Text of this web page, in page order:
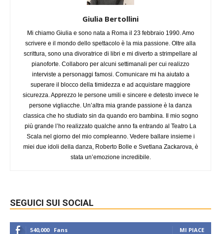
Giulia Bertollini
Mi chiamo Giulia e sono nata a Roma il 23 febbraio 1990. Amo
scrivere e il mondo dello spettacolo è la mia passione. Oltre alla
scrittura, sono una divoratrice di libri e mi diverto a strimpellare al
pianoforte. Collaboro per alcuni settimanali per cui realizzo
interviste a personaggi famosi. Comunicare mi ha aiutato a
superare il blocco della timidezza e ad acquistare maggiore
sicurezza. Apprezzo le persone umili e sincere e detesto invece le
persone vigliacche. Un’altra mia grande passione è la danza
classica che ho studiato sin da quando ero bambina. Il mio sogno
più grande l’ho realizzato qualche anno fa entrando al Teatro La
Scala nel giorno del mio compleanno. Vedere ballare insieme i
miei due idoli della danza, Roberto Bolle e Svetlana Zackarova, è
stata un’emozione incredibile.
SEGUICI SUI SOCIAL
540,000 Fans MI PIACE